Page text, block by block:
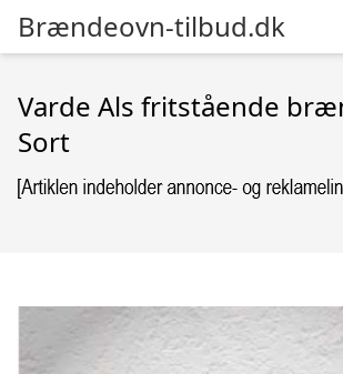
Brændeovn-tilbud.dk
Varde Als fritstående
Sort